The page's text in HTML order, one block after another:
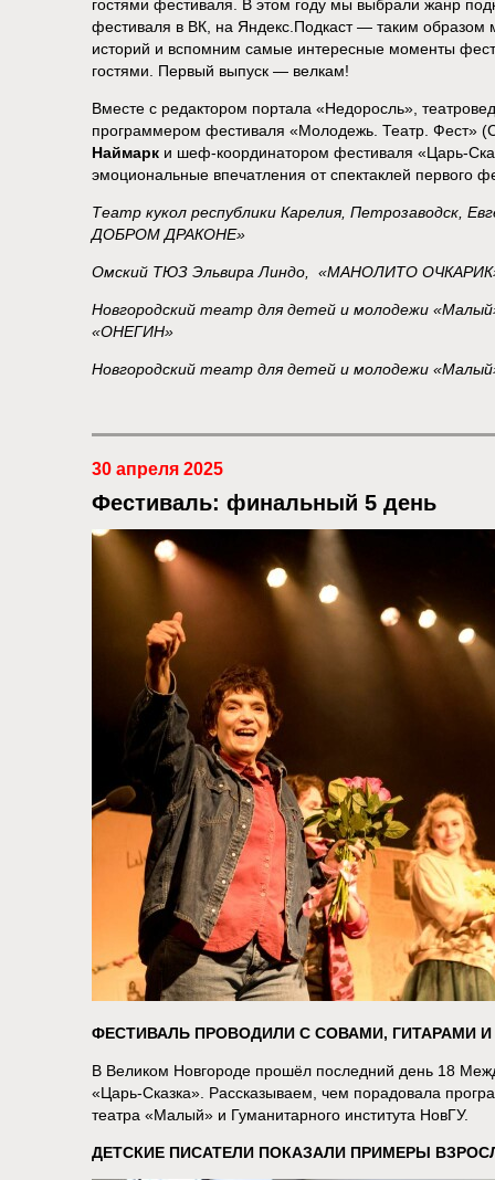
гостями фестиваля. В этом году мы выбрали жанр
фестиваля в ВК, на Яндекс.Подкаст — таким
историй и вспомним самые интересные моменты
гостями. Первый выпуск — велкам!
Вместе с редактором портала «Недоросль»,
программером фестиваля «Молодежь. Театр. Фест»
Наймарк и шеф-координатором фестиваля «Царь-
эмоциональные впечатления от спектаклей первого
Театр кукол республики Карелия, Петрозаводск,
ДОБРОМ ДРАКОНЕ»
Омский ТЮЗ Эльвира Линдо, «МАНОЛИТО
Новгородский театр для детей и молодежи
«ОНЕГИН»
Новгородский театр для детей и молодежи
30 апреля 2025
Фестиваль: финальный 5 день
ФЕСТИВАЛЬ ПРОВОДИЛИ С СОВАМИ, ГИТАРАМИ
В Великом Новгороде прошёл последний день 18
«Царь-Сказка». Рассказываем, чем порадовала
театра «Малый» и Гуманитарного института НовГУ.
ДЕТСКИЕ ПИСАТЕЛИ ПОКАЗАЛИ ПРИМЕРЫ